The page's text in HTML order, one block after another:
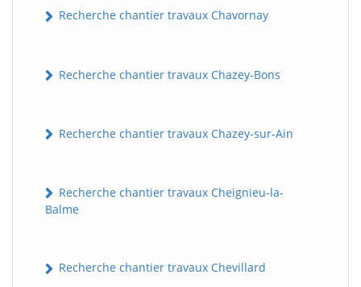
Recherche chantier travaux Chavornay
Recherche chantier travaux Chazey-Bons
Recherche chantier travaux Chazey-sur-Ain
Recherche chantier travaux Cheignieu-la-
Balme
Recherche chantier travaux Chevillard